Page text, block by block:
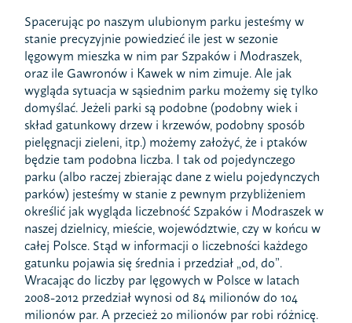
Spacerując po naszym ulubionym parku jesteśmy w
stanie precyzyjnie powiedzieć ile jest w sezonie
lęgowym mieszka w nim par Szpaków i Modraszek,
oraz ile Gawronów i Kawek w nim zimuje. Ale jak
wygląda sytuacja w sąsiednim parku możemy się tylko
domyślać. Jeżeli parki są podobne (podobny wiek i
skład gatunkowy drzew i krzewów, podobny sposób
pielęgnacji zieleni, itp.) możemy założyć, że i ptaków
będzie tam podobna liczba. I tak od pojedynczego
parku (albo raczej zbierając dane z wielu pojedynczych
parków) jesteśmy w stanie z pewnym przybliżeniem
określić jak wygląda liczebność Szpaków i Modraszek w
naszej dzielnicy, mieście, województwie, czy w końcu w
całej Polsce. Stąd w informacji o liczebności każdego
gatunku pojawia się średnia i przedział „od, do”.
Wracając do liczby par lęgowych w Polsce w latach
2008-2012 przedział wynosi od 84 milionów do 104
milionów par. A przecież 20 milionów par robi różnicę.